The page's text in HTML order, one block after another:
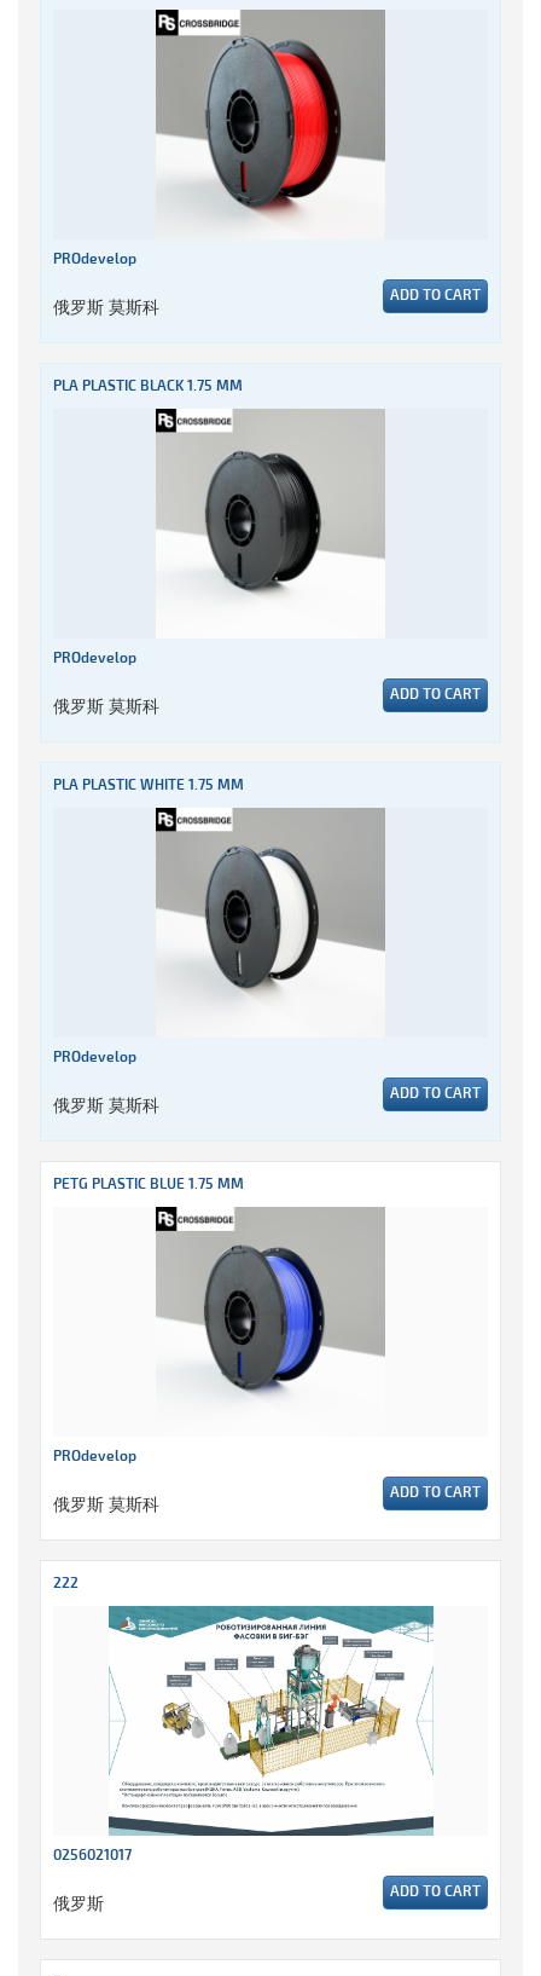
PROdevelop
俄罗斯 莫斯科 ADD TO CART
PLA PLASTIC BLACK 1.75 MM
PROdevelop
俄罗斯 莫斯科 ADD TO CART
PLA PLASTIC WHITE 1.75 MM
PROdevelop
俄罗斯 莫斯科 ADD TO CART
PETG PLASTIC BLUE 1.75 MM
PROdevelop
俄罗斯 莫斯科 ADD TO CART
222
0256021017
俄罗斯 ADD TO CART